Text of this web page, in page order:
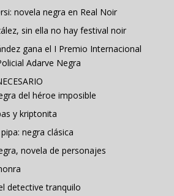
novela negra en Real Noir
sin ella no hay festival noir
gana el I Premio Internacional
Adarve Negra
del héroe imposible
y kriptonita
negra clásica
novela de personajes
detective tranquilo